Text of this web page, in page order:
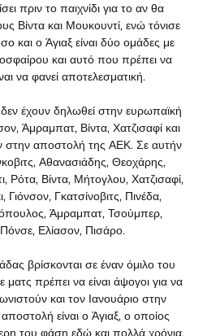
πριν το παιχνίδι για το αν θα
Βίντα και Μουκουντί, ενώ τόνισε
και ο Άγιαξ είναι δύο ομάδες με
και αυτό που πρέπει να
να φανεί αποτελεσματική.
δεν έχουν δηλωθεί στην ευρωπαϊκή
Άμραμπατ, Βίντα, Χατζισαφί και
στην αποστολή της ΑΕΚ. Σε αυτήν
Αθανασιάδης, Θεοχάρης,
Ρότα, Βίντα, Μήτογλου, Χατζισαφί,
Γιόνσον, Γκατσίνοβιτς, Πινέδα,
Άμραμπατ, Τσούμπερ,
Ελίασον, Πισάρο.
βρίσκονται σε έναν όμιλο του
ματς πρέπει να είναι άψογοι για να
και τον Ιανουάριο στην
είναι ο Άγιαξ, ο οποίος
του φάση εδώ και πολλά χρόνια,